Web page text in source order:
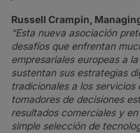
Russell Crampin,
“Esta nueva asociación
desafíos que enfrentan
empresariales europeas a
sustentan sus estrategias
tradicionales a los servicios
tomadores de decisiones
resultados comerciales y
simple selección de